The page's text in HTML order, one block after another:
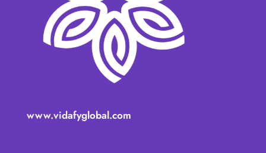
www.vidafyglobal.com